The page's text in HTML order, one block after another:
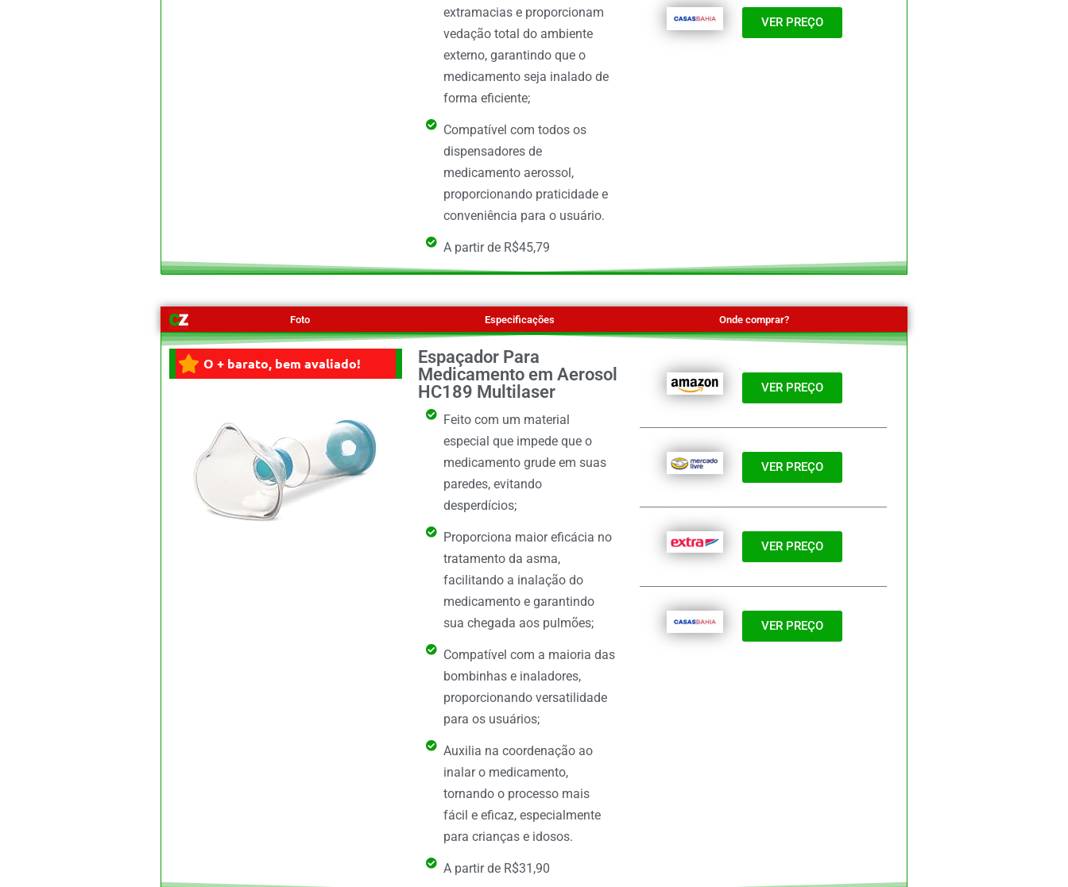
extramacias e proporcionam
vedação total do ambiente
externo, garantindo que o
medicamento seja inalado de
forma eficiente;
Compatível com todos os
dispensadores de
medicamento aerossol,
proporcionando praticidade e
conveniência para o usuário.
A partir de R$45,79
VER PREÇO
Foto Especificações Onde comprar?
O + barato, bem avaliado!
Espaçador Para
Medicamento em Aerosol
HC189 Multilaser
Feito com um material
especial que impede que o
medicamento grude em suas
paredes, evitando
desperdícios;
Proporciona maior eficácia no
tratamento da asma,
facilitando a inalação do
medicamento e garantindo
sua chegada aos pulmões;
Compatível com a maioria das
bombinhas e inaladores,
proporcionando versatilidade
para os usuários;
Auxilia na coordenação ao
inalar o medicamento,
tornando o processo mais
fácil e eficaz, especialmente
para crianças e idosos.
A partir de R$31,90
VER PREÇO
VER PREÇO
VER PREÇO
VER PREÇO